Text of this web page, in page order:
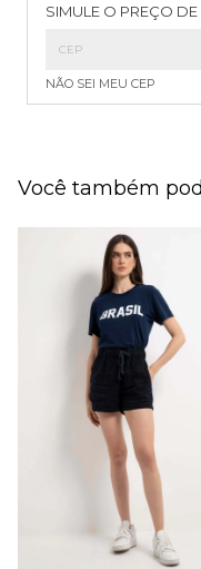
SIMULE O PREÇO DE
NÃO SEI MEU CEP
Você também